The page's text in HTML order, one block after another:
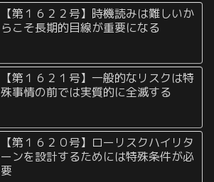
【第１６２２号】時機読みは難しいか
らこそ長期的目線が重要になる
【第１６２１号】一般的なリスクは特
殊事情の前では実質的に全滅する
【第１６２０号】ローリスクハイリタ
ーンを設計するためには特殊条件が必
要